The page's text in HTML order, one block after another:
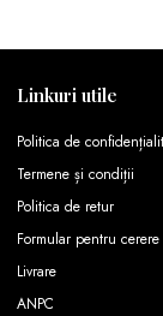
Linkuri utile
Politica de
Termene și condiții
Politica de retur
Formular pentru
Livrare
ANPC